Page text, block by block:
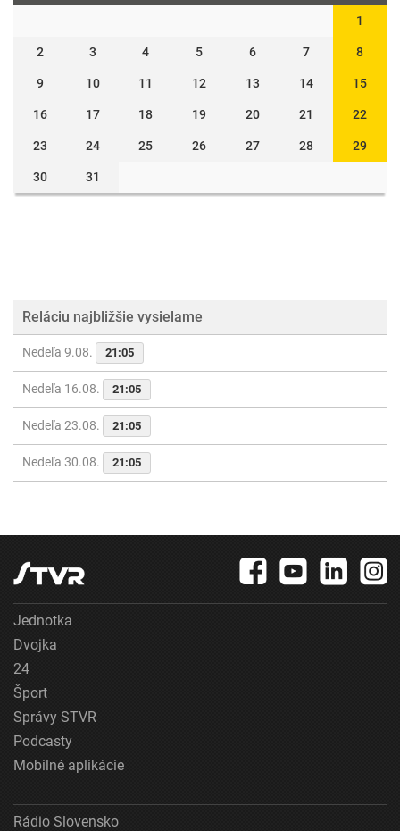
1
2 3 4 5 6 7 8
9 10 11 12 13 14 15
16 17 18 19 20 21 22
23 24 25 26 27 28 29
30 31
Reláciu najbližšie vysielame
Nedeľa 9.08. 21:05
Nedeľa 16.08. 21:05
Nedeľa 23.08. 21:05
Nedeľa 30.08. 21:05
Jednotka
Dvojka
24
Šport
Správy STVR
Podcasty
Mobilné aplikácie
Rádio Slovensko